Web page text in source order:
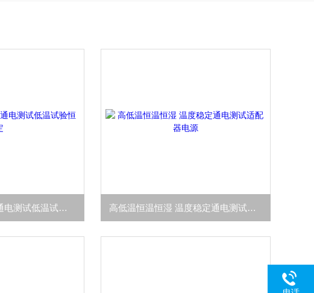
高低温湿热试验箱通电测试低温试验恒定 高低温恒温恒湿 温度稳定通电测试适配器电源